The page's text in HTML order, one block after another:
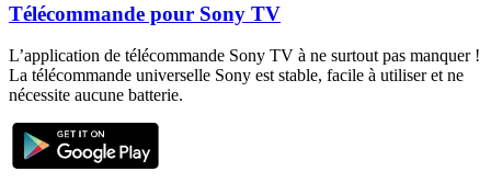
Télécommande pour Sony TV
L’application de télécommande Sony TV à ne surtout pas manquer !
La télécommande universelle Sony est stable, facile à utiliser et ne
nécessite aucune batterie.